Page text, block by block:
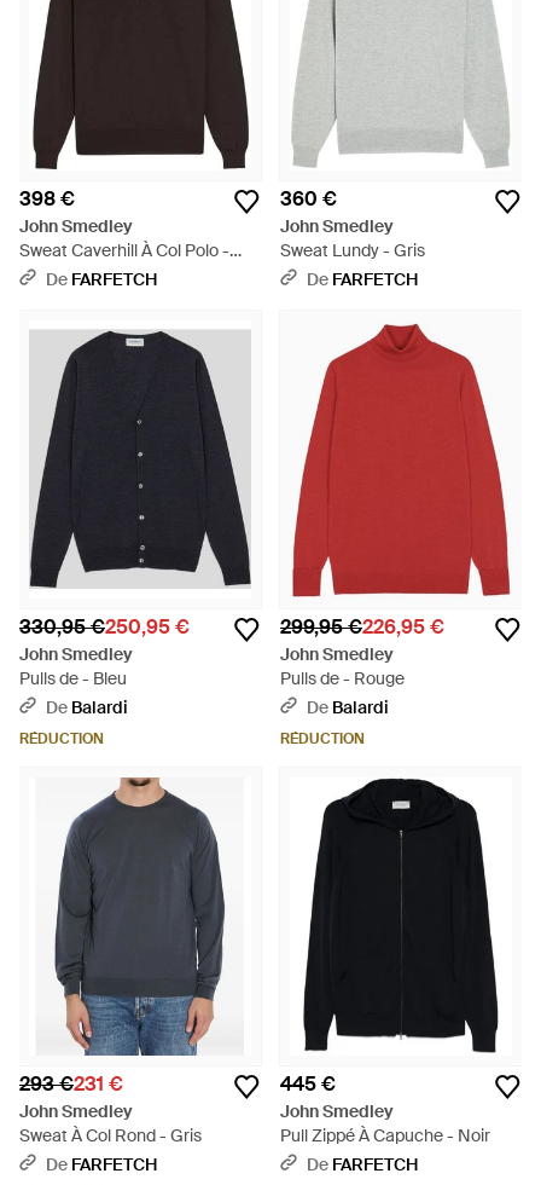
398 €
John Smedley
Sweat Caverhill À Col Polo -
NoirDe FARFETCH
360 €
John Smedley
Sweat Lundy - Gris
De FARFETCH
330,95 €250,95 €
John Smedley
Pulls de - Bleu
De Balardi
RÉDUCTION
299,95 €226,95 €
John Smedley
Pulls de - Rouge
De Balardi
RÉDUCTION
293 €231 €
John Smedley
Sweat À Col Rond - Gris
De FARFETCH
445 €
John Smedley
Pull Zippé À Capuche - Noir
De FARFETCH